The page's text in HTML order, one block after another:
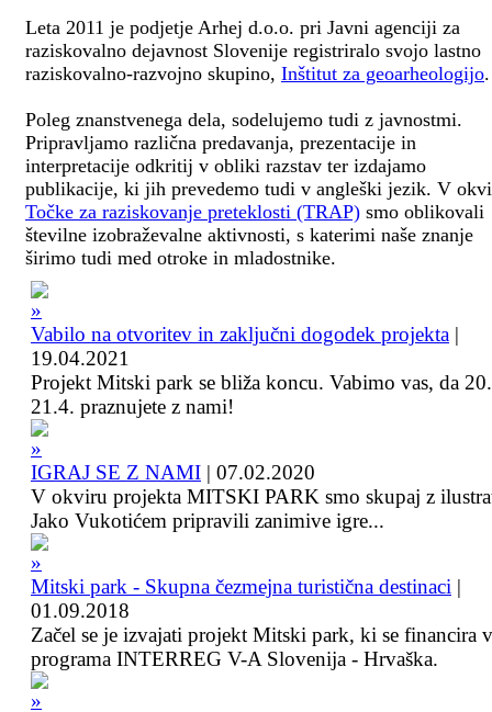
Leta 2011 je podjetje Arhej d.o.o. pri Javni agenciji za
raziskovalno dejavnost Slovenije registriralo svojo lastno
raziskovalno-razvojno skupino, Inštitut za geoarheologijo.
Poleg znanstvenega dela, sodelujemo tudi z javnostmi.
Pripravljamo različna predavanja, prezentacije in
interpretacije odkritij v obliki razstav ter izdajamo
publikacije, ki jih prevedemo tudi v angleški jezik. V
Točke za raziskovanje preteklosti (TRAP) smo oblikovali
številne izobraževalne aktivnosti, s katerimi naše znanje
širimo tudi med otroke in mladostnike.
Vabilo na otvoritev in zaključni dogodek projekta |
19.04.2021
Projekt Mitski park se bliža koncu. Vabimo vas, da
21.4. praznujete z nami!
IGRAJ SE Z NAMI | 07.02.2020
V okviru projekta MITSKI PARK smo skupaj z
Jako Vukotićem pripravili zanimive igre...
Mitski park - Skupna čezmejna turistična destinaci |
01.09.2018
Začel se je izvajati projekt Mitski park, ki se financira
programa INTERREG V-A Slovenija - Hrvaška.